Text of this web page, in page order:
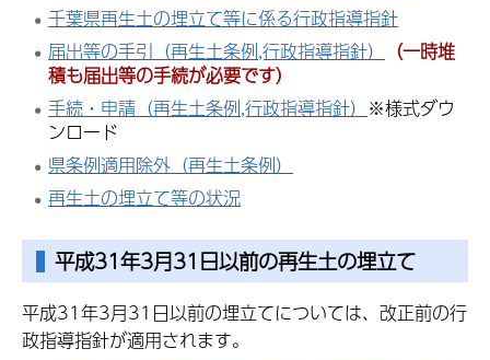
千葉県再生土の埋立て等に係る行政指導指針
届出等の手引（再生土条例,行政指導指針）
（一時堆
積も届出等の手続が必要です）
手続・申請（再生土条例,行政指導指針） ※様式ダウ
ンロード
県条例適用除外（再生土条例）
再生土の埋立て等の状況
平成31年3月31日以前の再生土の埋立て
平成31年3月31日以前の埋立てについては、改正前の行
政指導指針が適用されます。